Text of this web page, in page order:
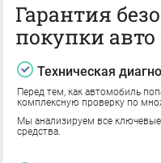
Гарантия
покупки авто
Техническая
Перед тем, как автомобиль
комплексную проверку по
Мы анализируем все
средства.